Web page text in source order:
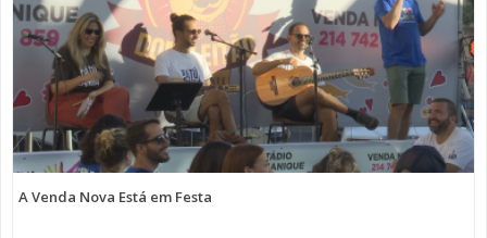
A Venda Nova Está em Festa